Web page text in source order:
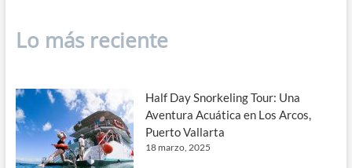
Lo más reciente
Half Day Snorkeling Tour: Una
Aventura Acuática en Los Arcos,
Puerto Vallarta
18 marzo, 2025